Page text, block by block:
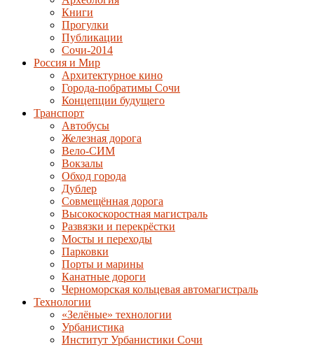
Книги
Прогулки
Публикации
Сочи-2014
Россия и Мир
Архитектурное кино
Города-побратимы Сочи
Концепции будущего
Транспорт
Автобусы
Железная дорога
Вело-СИМ
Вокзалы
Обход города
Дублер
Совмещённая дорога
Высокоскоростная магистраль
Развязки и перекрёстки
Мосты и переходы
Парковки
Порты и марины
Канатные дороги
Черноморская кольцевая автомагистраль
Технологии
«Зелёные» технологии
Урбанистика
Институт Урбанистики Сочи